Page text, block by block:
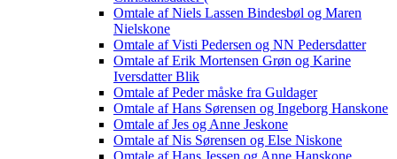
Omtale af Niels Lassen Bindesbøl og Maren
Nielskone
Omtale af Visti Pedersen og NN Pedersdatter
Omtale af Erik Mortensen Grøn og Karine
Iversdatter Blik
Omtale af Peder måske fra Guldager
Omtale af Hans Sørensen og Ingeborg Hanskone
Omtale af Jes og Anne Jeskone
Omtale af Nis Sørensen og Else Niskone
Omtale af Hans Jessen og Anne Hanskone